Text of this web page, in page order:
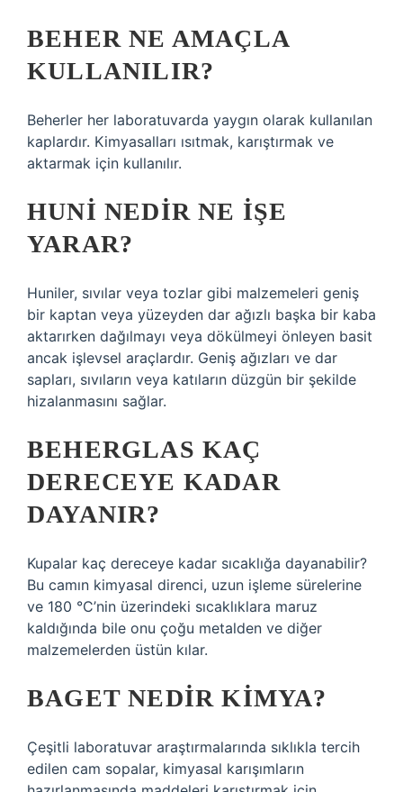
BEHER NE AMAÇLA
KULLANILIR?
Beherler her laboratuvarda yaygın olarak kullanılan
kaplardır. Kimyasalları ısıtmak, karıştırmak ve
aktarmak için kullanılır.
HUNI NEDIR NE IŞE
YARAR?
Huniler, sıvılar veya tozlar gibi malzemeleri geniş
bir kaptan veya yüzeyden dar ağızlı başka bir kaba
aktarırken dağılmayı veya dökülmeyi önleyen basit
ancak işlevsel araçlardır. Geniş ağızları ve dar
sapları, sıvıların veya katıların düzgün bir şekilde
hizalanmasını sağlar.
BEHERGLAS KAÇ
DERECEYE KADAR
DAYANIR?
Kupalar kaç dereceye kadar sıcaklığa dayanabilir?
Bu camın kimyasal direnci, uzun işleme sürelerine
ve 180 °C’nin üzerindeki sıcaklıklara maruz
kaldığında bile onu çoğu metalden ve diğer
malzemelerden üstün kılar.
BAGET NEDIR KIMYA?
Çeşitli laboratuvar araştırmalarında sıklıkla tercih
edilen cam sopalar, kimyasal karışımların